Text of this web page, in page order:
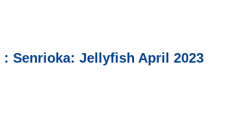
: Senrioka: Jellyfish April 2023